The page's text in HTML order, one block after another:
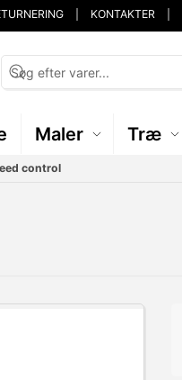
KONTAKTER
Maler Træ
control